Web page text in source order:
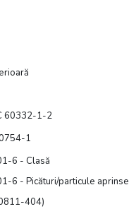
60332-1-2
1
6 - Clasă
6 - Picături/particule aprinse
404)